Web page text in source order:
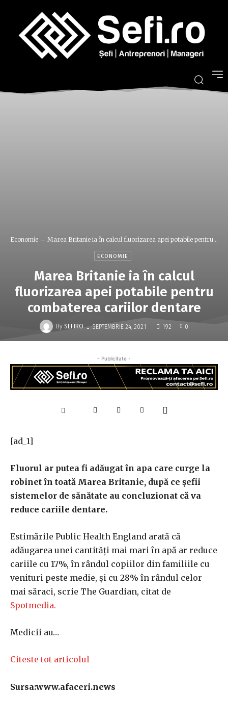
Economie Marea Britanie ia în calcul fluorizarea apei potabile pentru...
ECONOMIE
Marea Britanie ia în calcul
fluorizarea apei potabile pentru
combaterea cariilor dentare
By SEFIRO - SEPTEMBRIE 24, 2021 192 0
- Publicitate -
[ad_1]
Fluorul ar putea fi adăugat în apa care curge la
robinet în toată Marea Britanie, după ce șefii
sistemelor de sănătate au concluzionat că va
reduce cariile dentare.
Estimările Public Health England arată că
adăugarea unei cantități mai mari în apă ar reduce
cariile cu 17%, în rândul copiilor din familiile cu
venituri peste medie, și cu 28% în rândul celor
mai săraci, scrie The Guardian, citat de
Spotmedia.
Medicii au…
Citeste tot articolul
Sursa:www.afaceri.news